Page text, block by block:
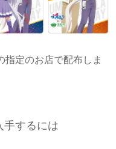
指定のお店で配布しま
するには